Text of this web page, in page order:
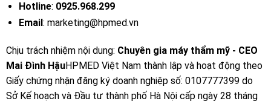
Hotline: 0925.968.299
Email : marketing@hpmed.vn
Chịu trách nhiệm nội dung: Chuyên gia máy thẩm mỹ - CEO
Mai Đình HậuHPMED Việt Nam thành lập và hoạt động theo
Giấy chứng nhận đăng ký doanh nghiệp số: 0107777399 do
Sở Kế hoạch và Đầu tư thành phố Hà Nội cấp ngày 28 tháng